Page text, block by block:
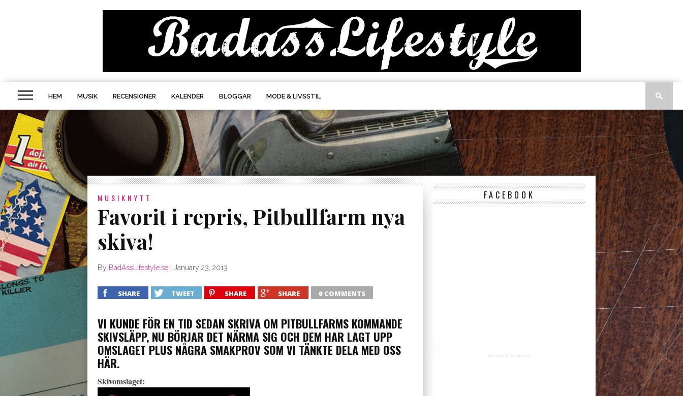
HEM MUSIK RECENSIONER KALENDER BLOGGAR MODE & LIVSSTIL
MUSIKNYTT
Favorit i repris, Pitbullfarm nya
skiva!
By BadAssLifestyle.se January 23, 2013
SHARE TWEET SHARE SHARE 0 COMMENTS
VI KUNDE FÖR EN TID SEDAN SKRIVA OM PITBULLFARMS KOMMANDE
SKIVSLÄPP, NU BÖRJAR DET NÄRMA SIG OCH DEM HAR LAGT UPP
OMSLAGET PLUS NÅGRA SMAKPROV SOM VI TÄNKTE DELA MED OSS
HÄR.
Skivomslaget:
FACEBOOK
ADVERTISEMENT